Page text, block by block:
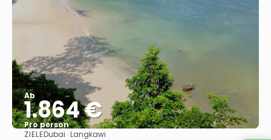
Ab
1.864 €
Pro person
ZIELEDubai · Langkawi